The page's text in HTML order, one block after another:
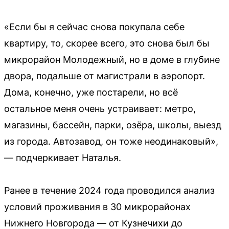
«Если бы я сейчас снова покупала себе
квартиру, то, скорее всего, это снова был бы
микрорайон Молодежный, но в доме в глубине
двора, подальше от магистрали в аэропорт.
Дома, конечно, уже постарели, но всё
остальное меня очень устраивает: метро,
магазины, бассейн, парки, озёра, школы, выезд
из города. Автозавод, он тоже неодинаковый»,
— подчеркивает Наталья.
Ранее в течение 2024 года проводился анализ
условий проживания в 30 микрорайонах
Нижнего Новгорода — от Кузнечихи до